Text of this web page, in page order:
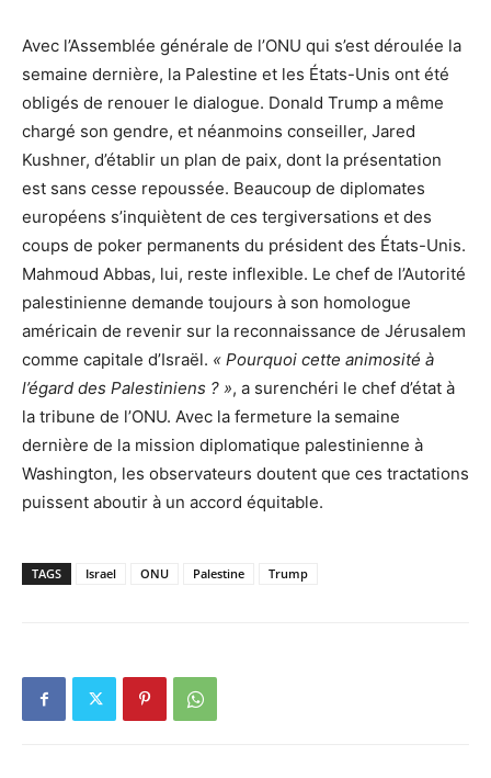
Avec l’Assemblée générale de l’ONU qui s’est déroulée la
semaine dernière, la Palestine et les États-Unis ont été
obligés de renouer le dialogue. Donald Trump a même
chargé son gendre, et néanmoins conseiller, Jared
Kushner, d’établir un plan de paix, dont la présentation
est sans cesse repoussée. Beaucoup de diplomates
européens s’inquiètent de ces tergiversations et des
coups de poker permanents du président des États-Unis.
Mahmoud Abbas, lui, reste inflexible. Le chef de l’Autorité
palestinienne demande toujours à son homologue
américain de revenir sur la reconnaissance de Jérusalem
comme capitale d’Israël. « Pourquoi cette animosité à
l’égard des Palestiniens ? », a surenchéri le chef d’état à
la tribune de l’ONU. Avec la fermeture la semaine
dernière de la mission diplomatique palestinienne à
Washington, les observateurs doutent que ces tractations
puissent aboutir à un accord équitable.
TAGS Israel ONU Palestine Trump